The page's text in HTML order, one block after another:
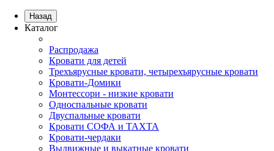
Назад
Каталог
Распродажа
Кровати для детей
Трехъярусные кровати, четырехъярусные кровати
Кровати-Домики
Монтессори - низкие кровати
Односпальные кровати
Двуспальные кровати
Кровати СОФА и ТАХТА
Кровати-чердаки
Выдвижные и выкатные кровати